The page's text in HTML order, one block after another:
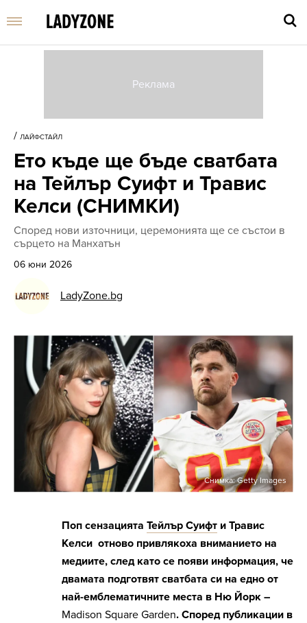
/ ЛАЙФСТАЙЛ
Ето къде ще бъде сватбата
на Тейлър Суифт и Травис
Келси (СНИМКИ)
Според нови източници, церемонията ще се състои в
сърцето на Манхатън
06 юни 2026
LadyZone.bg
Снимка: Getty Images
Поп сензацията Тейлър Суифт и Травис
Келси отново привлякоха вниманието на
медиите, след като се появи информация, че
двамата подготвят сватбата си на едно от
най-емблематичните места в Ню Йорк –
Madison Square Garden. Според публикации в